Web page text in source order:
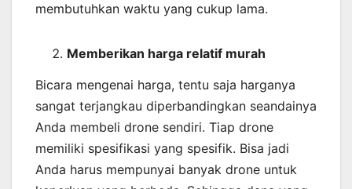
membutuhkan waktu yang cukup lama.
Memberikan harga relatif murah
Bicara mengenai harga, tentu saja harganya
sangat terjangkau diperbandingkan seandainya
Anda membeli drone sendiri. Tiap drone
memiliki spesifikasi yang spesifik. Bisa jadi
Anda harus mempunyai banyak drone untuk